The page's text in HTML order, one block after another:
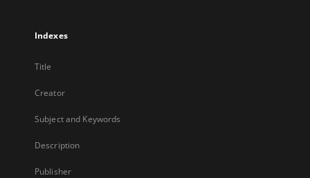
Indexes
Title
Creator
Subject and Keywords
Description
Publisher